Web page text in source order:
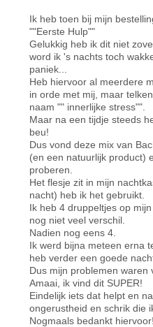
Ik heb toen bij mijn
""Eerste Hulp""
Gelukkig heb ik dit niet
word ik 's nachts toch
paniek...
Heb hiervoor al meerdere
in orde met mij, maar
naam "" innerlijke stress"".
Maar na een tijdje steeds
beu!
Dus vond deze mix van
(en een natuurlijk product)
proberen.
Het flesje zit in mijn
nacht) heb ik het gebruikt.
Ik heb 4 druppeltjes op
nog niet veel verschil.
Nadien nog eens 4.
Ik werd bijna meteen erna
heb verder een goede
Dus mijn problemen waren
Amaai, ik vind dit SUPER!
Eindelijk iets dat helpt en
ongerustheid en schrik die
Nogmaals bedankt hiervoor!